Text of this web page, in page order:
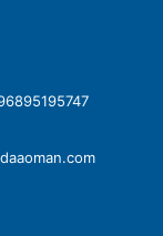
: Mobile 0096877325532 : Mobile